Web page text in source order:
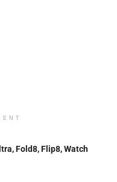
Fold8, Flip8, Watch